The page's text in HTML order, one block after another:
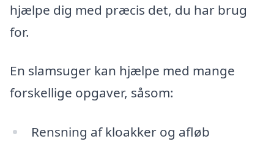
hjælpe dig med præcis det, du har brug
for.
En slamsuger kan hjælpe med mange
forskellige opgaver, såsom:
Rensning af kloakker og afløb